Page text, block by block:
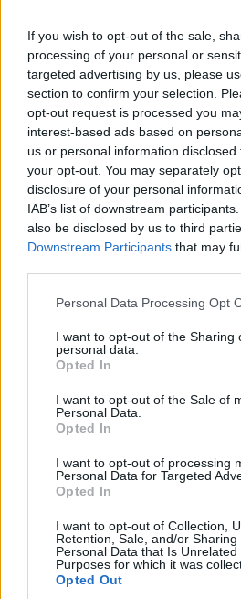
If you wish to opt-out of the sale,
processing of your personal or
targeted advertising by us, please
section to confirm your selection.
opt-out request is processed you
interest-based ads based on
us or personal information
your opt-out. You may separately
disclosure of your personal
IAB’s list of downstream
also be disclosed by us to third
Downstream Participants that may
Please note that this website/app
not limited to your visit or usage
grant or deny consent to Google
use your data for below specified
consent section.
Personal Data Processing Opt
I want to opt-out of the Sharing
personal data.
Opted In
I want to opt-out of the Sale of
Personal Data.
Opted In
I want to opt-out of processing
Personal Data for Targeted
Opted In
I want to opt-out of Collection,
Retention, Sale, and/or Sharing
Personal Data that Is Unrelated
Purposes for which it was
Opted Out
AiAdhubMedia
Continua a leggere
FOCUS PMI